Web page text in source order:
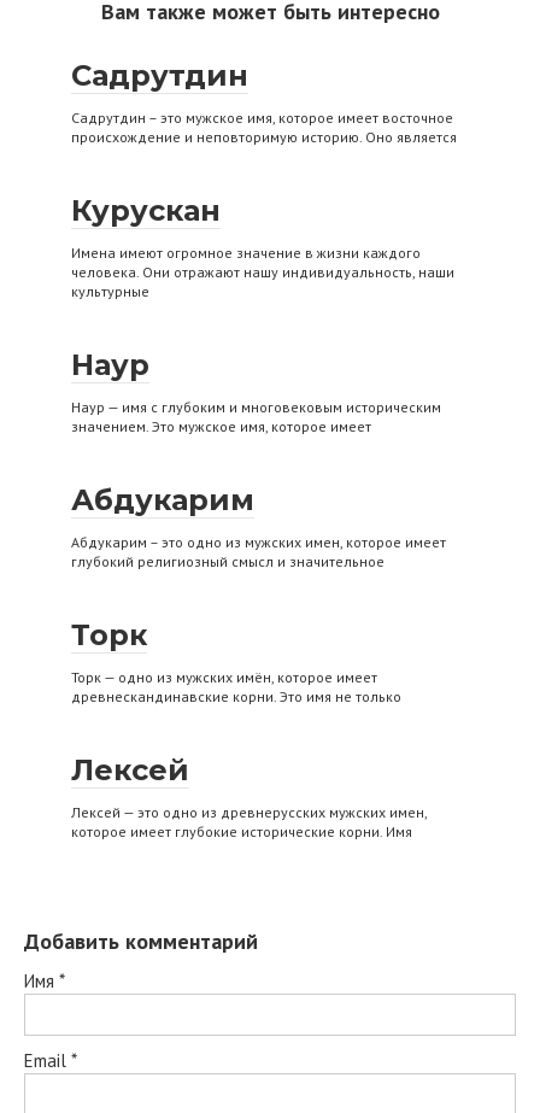
Вам также может быть интересно
Садрутдин
Садрутдин – это мужское имя, которое имеет восточное
происхождение и неповторимую историю. Оно является
Курускан
Имена имеют огромное значение в жизни каждого
человека. Они отражают нашу индивидуальность, наши
культурные
Наур
Наур — имя с глубоким и многовековым историческим
значением. Это мужское имя, которое имеет
Абдукарим
Абдукарим – это одно из мужских имен, которое имеет
глубокий религиозный смысл и значительное
Торк
Торк — одно из мужских имён, которое имеет
древнескандинавские корни. Это имя не только
Лексей
Лексей — это одно из древнерусских мужских имен,
которое имеет глубокие исторические корни. Имя
Добавить комментарий
Имя *
Email *